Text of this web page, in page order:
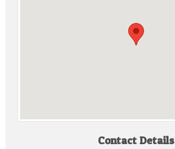
Contact Details